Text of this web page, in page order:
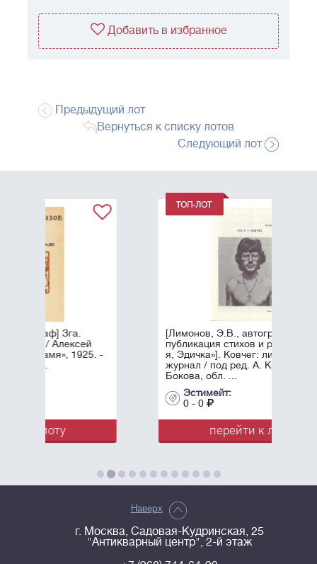
Добавить в избранное
Предыдущий лот
Вернуться к списку лотов
Следующий лот
[Лимонов, Э.В., автограф]. Первая
публикация стихов и романа «Это
я, Эдичка»]. Ковчег: литературный
журнал / под ред. А. Крона и Н.
Наверх
г. Москва, Садовая-Кудринская, 25
"Антикварный центр", 2-й этаж